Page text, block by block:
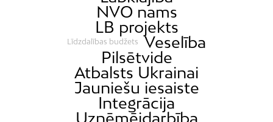
NVO nams
LB projekts
Līdzdalības budžets
Veselība
Pilsētvide
Atbalsts Ukrainai
Jauniešu iesaiste
Integrācija
Uzņēmējdarbība